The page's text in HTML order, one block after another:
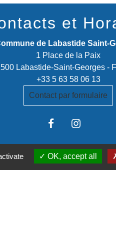
et
de Labastide Saint-
1 Place de la Paix
Labastide-Saint-Georges -
+33 5 63 58 06 13
Contact par formulaire
OK, accept all